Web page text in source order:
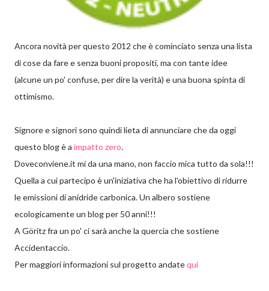
Ancora novità per questo 2012 che è cominciato senza una lista
di cose da fare e senza buoni propositi, ma con tante idee
(alcune un po' confuse, per dire la verità) e una buona spinta di
ottimismo.
Signore e signori sono quindi lieta di annunciare che da oggi
questo blog è a impatto zero.
Doveconviene.it mi da una mano, non faccio mica tutto da sola!!!
Quella a cui partecipo è un'iniziativa che ha l'obiettivo di ridurre
le emissioni di anidride carbonica. Un albero sostiene
ecologicamente un blog per 50 anni!!!
A Göritz fra un po' ci sarà anche la quercia che sostiene
Accidentaccio.
Per maggiori informazioni sul progetto andatequi